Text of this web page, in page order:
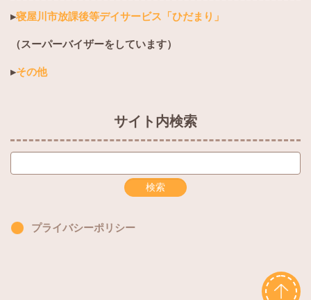
▸寝屋川市放課後等デイサービス「ひだまり」
（スーパーバイザーをしています）
▸その他
サイト内検索
プライバシーポリシー